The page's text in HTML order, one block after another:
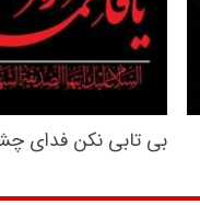
بی‌ تابی نکن فدای